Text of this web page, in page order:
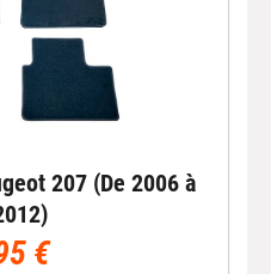
207 (De 2006 à
€